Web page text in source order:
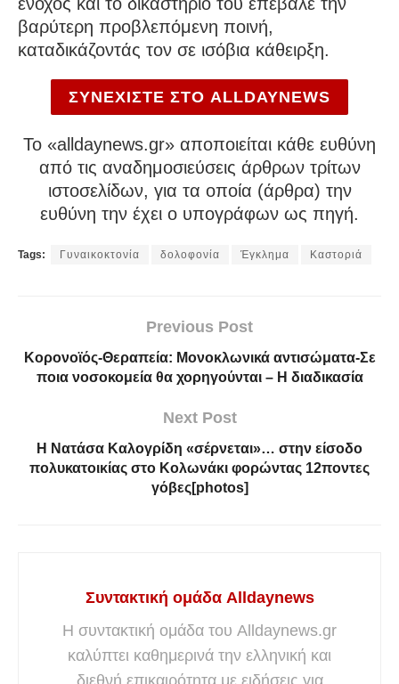
βαρύτερη προβλεπόμενη ποινή,
καταδικάζοντάς τον σε ισόβια κάθειρξη.
ΣΥΝΕΧΙΣΤΕ ΣΤΟ ALLDAYNEWS
To «alldaynews.gr» αποποιείται κάθε ευθύνη
από τις αναδημοσιεύσεις άρθρων τρίτων
ιστοσελίδων, για τα οποία (άρθρα) την
ευθύνη την έχει ο υπογράφων ως πηγή.
Tags: Γυναικοκτονία δολοφονία Έγκλημα Καστοριά
Previous Post
Κορονοϊός-Θεραπεία: Μονοκλωνικά αντισώματα-Σε
ποια νοσοκομεία θα χορηγούνται – Η διαδικασία
Next Post
Η Νατάσα Καλογρίδη «σέρνεται»… στην είσοδο
πολυκατοικίας στο Κολωνάκι φορώντας 12ποντες
γόβες[photos]
Συντακτική ομάδα Alldaynews
Η συντακτική ομάδα του Alldaynews.gr
καλύπτει καθημερινά την ελληνική και